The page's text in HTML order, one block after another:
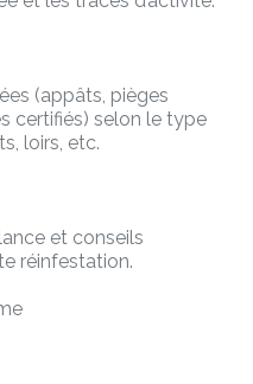
(appâts, pièges
certifiés) selon le type
loirs, etc.
et conseils
réinfestation.